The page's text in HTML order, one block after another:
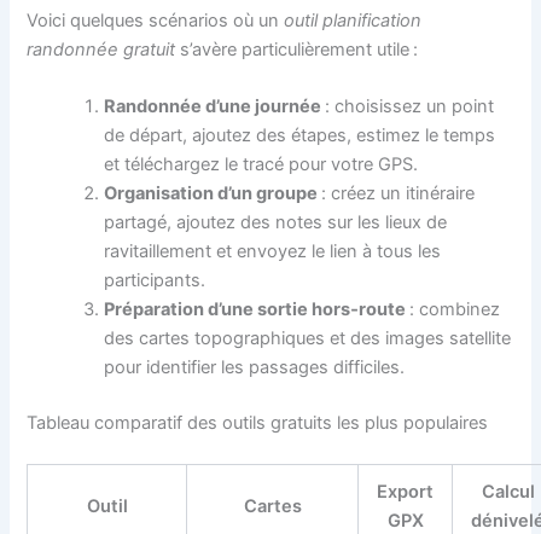
Voici quelques scénarios où unoutil planification
randonnée gratuit s’avère particulièrement utile :
Randonnée d’une journée : choisissez un point
de départ, ajoutez des étapes, estimez le temps
et téléchargez le tracé pour votre GPS.
Organisation d’un groupe : créez un itinéraire
partagé, ajoutez des notes sur les lieux de
ravitaillement et envoyez le lien à tous les
participants.
Préparation d’une sortie hors‑route : combinez
des cartes topographiques et des images satellite
pour identifier les passages difficiles.
Tableau comparatif des outils gratuits les plus populaires
Outil Cartes
Export
GPX
Calcul